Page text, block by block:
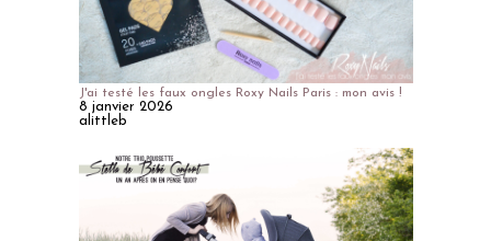
J'ai testé les faux ongles Roxy Nails Paris : mon avis !
8 janvier 2026
alittleb